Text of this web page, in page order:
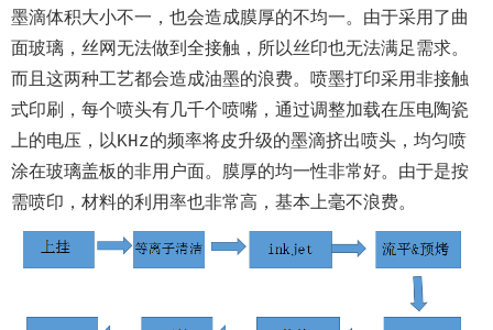
墨滴体积大小不一，也会造成膜厚的不均一。由于采用了曲
面玻璃，丝网无法做到全接触，所以丝印也无法满足需求。
而且这两种工艺都会造成油墨的浪费。喷墨打印采用非接触
式印刷，每个喷头有几千个喷嘴，通过调整加载在压电陶瓷
上的电压，以KHz的频率将皮升级的墨滴挤出喷头，均匀喷
涂在玻璃盖板的非用户面。膜厚的均一性非常好。由于是按
需喷印，材料的利用率也非常高，基本上毫不浪费。